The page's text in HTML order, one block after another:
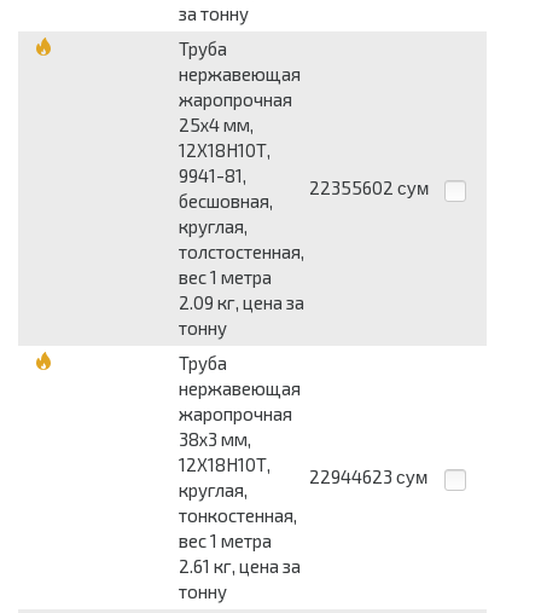
за тонну
Труба
нержавеющая
жаропрочная
25x4 мм,
12Х18Н10Т,
9941-81,
бесшовная,
круглая,
толстостенная,
вес 1 метра
2.09 кг, цена за
тонну
22355602 сум
Труба
нержавеющая
жаропрочная
38x3 мм,
12Х18Н10Т,
круглая,
тонкостенная,
вес 1 метра
2.61 кг, цена за
тонну
22944623 сум